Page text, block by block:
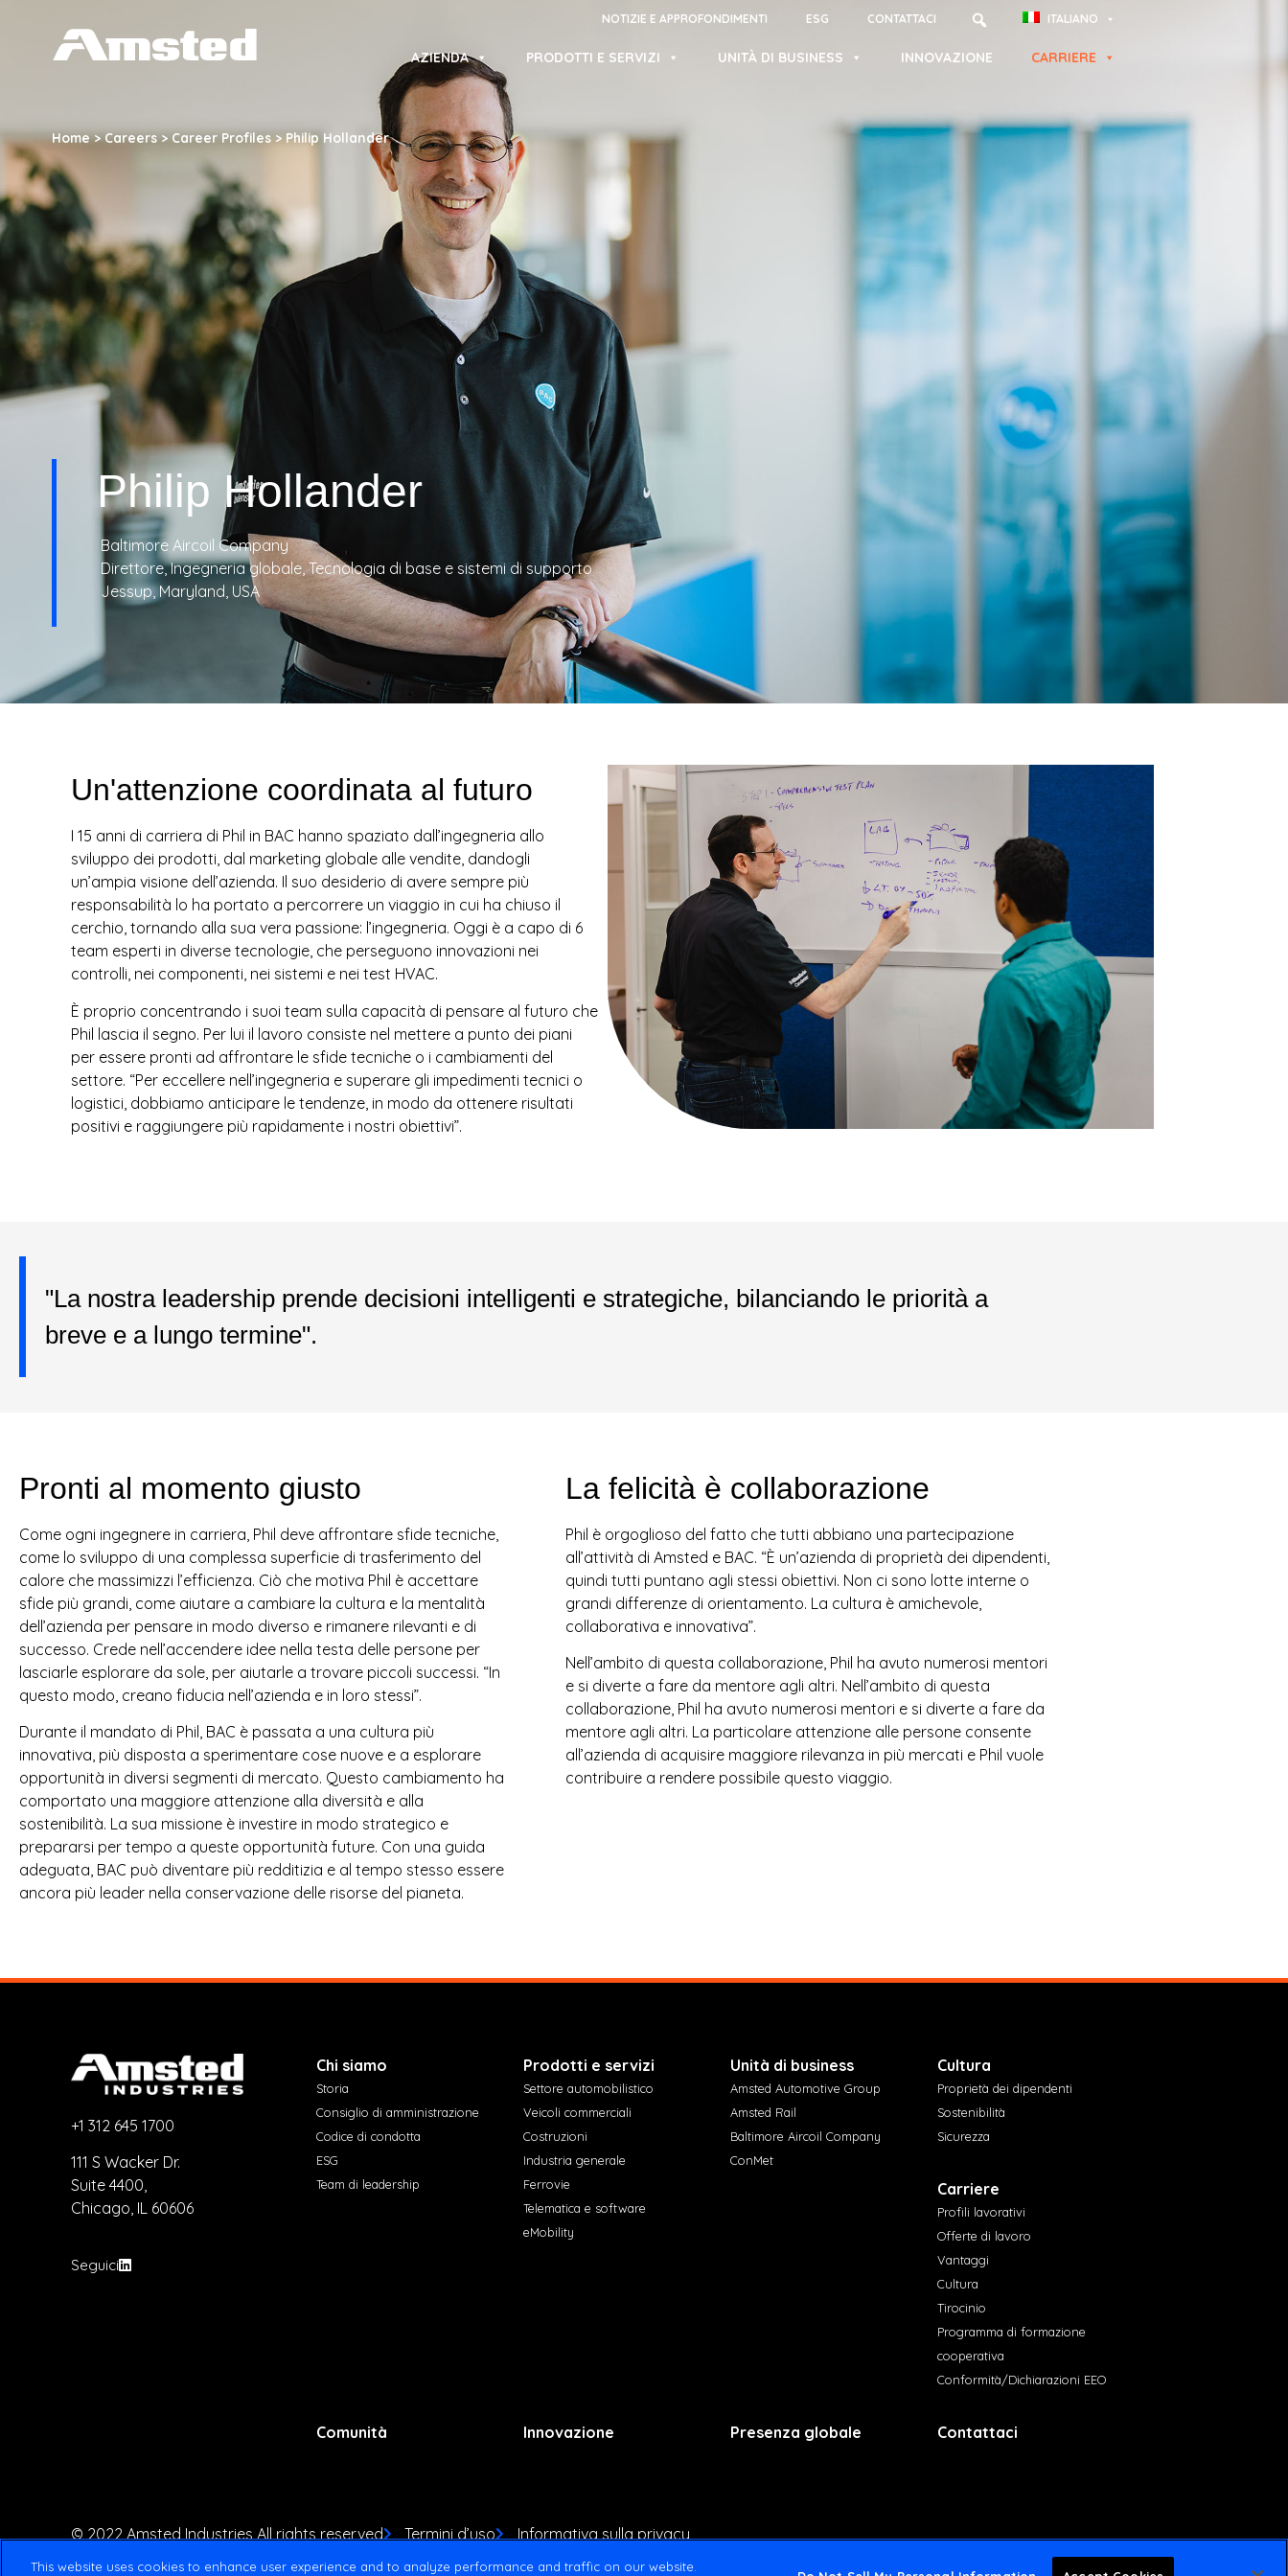
NOTIZIE E APPROFONDIMENTI ESG CONTATTACI ITALIANO
A
D
N
U
AZIENDA PRODOTTI E SERVIZI UNITÀ DI BUSINESS INNOVAZIONE CARRIERE
Home>Careers>Career Profiles> Philip Hollander
Philip Hollander
Baltimore Aircoil Company
Direttore, Ingegneria globale, Tecnologia di base e sistemi di supporto
Jessup, Maryland, USA
Un'attenzione coordinata al futuro
I 15 anni di carriera di Phil in BAC hanno spaziato dall’ingegneria allo
sviluppo dei prodotti, dal marketing globale alle vendite, dandogli
un’ampia visione dell’azienda. Il suo desiderio di avere sempre più
responsabilità lo ha portato a percorrere un viaggio in cui ha chiuso il
cerchio, tornando alla sua vera passione: l’ingegneria. Oggi è a capo di 6
team esperti in diverse tecnologie, che perseguono innovazioni nei
controlli, nei componenti, nei sistemi e nei test HVAC.
È proprio concentrando i suoi team sulla capacità di pensare al futuro che
Phil lascia il segno. Per lui il lavoro consiste nel mettere a punto dei piani
per essere pronti ad affrontare le sfide tecniche o i cambiamenti del
settore. “Per eccellere nell’ingegneria e superare gli impedimenti tecnici o
logistici, dobbiamo anticipare le tendenze, in modo da ottenere risultati
positivi e raggiungere più rapidamente i nostri obiettivi”.
"La nostra leadership prende decisioni intelligenti e strategiche, bilanciando le priorità a
breve e a lungo termine".
Pronti al momento giusto
Come ogni ingegnere in carriera, Phil deve affrontare sfide tecniche,
come lo sviluppo di una complessa superficie di trasferimento del
calore che massimizzi l’efficienza. Ciò che motiva Phil è accettare
sfide più grandi, come aiutare a cambiare la cultura e la mentalità
dell’azienda per pensare in modo diverso e rimanere rilevanti e di
successo. Crede nell’accendere idee nella testa delle persone per
lasciarle esplorare da sole, per aiutarle a trovare piccoli successi. “In
questo modo, creano fiducia nell’azienda e in loro stessi”.
Durante il mandato di Phil, BAC è passata a una cultura più
innovativa, più disposta a sperimentare cose nuove e a esplorare
opportunità in diversi segmenti di mercato. Questo cambiamento ha
comportato una maggiore attenzione alla diversità e alla
sostenibilità. La sua missione è investire in modo strategico e
prepararsi per tempo a queste opportunità future. Con una guida
adeguata, BAC può diventare più redditizia e al tempo stesso essere
ancora più leader nella conservazione delle risorse del pianeta.
La felicità è collaborazione
Phil è orgoglioso del fatto che tutti abbiano una partecipazione
all’attività di Amsted e BAC. “È un’azienda di proprietà dei dipendenti,
quindi tutti puntano agli stessi obiettivi. Non ci sono lotte interne o
grandi differenze di orientamento. La cultura è amichevole,
collaborativa e innovativa”.
Nell’ambito di questa collaborazione, Phil ha avuto numerosi mentori
e si diverte a fare da mentore agli altri. Nell’ambito di questa
collaborazione, Phil ha avuto numerosi mentori e si diverte a fare da
mentore agli altri. La particolare attenzione alle persone consente
all’azienda di acquisire maggiore rilevanza in più mercati e Phil vuole
contribuire a rendere possibile questo viaggio.
+1 312 645 1700
111 S Wacker Dr.
Suite 4400,
Chicago, IL 60606
Seguici
Chi siamo
Storia
Consiglio di amministrazione
Codice di condotta
ESG
Team di leadership
Prodotti e servizi
Settore automobilistico
Veicoli commerciali
Costruzioni
Industria generale
Ferrovie
Telematica e software
eMobility
Unità di business
Amsted Automotive Group
Amsted Rail
Baltimore Aircoil Company
ConMet
Cultura
Proprietà dei dipendenti
Sostenibilità
Sicurezza
Carriere
Profili lavorativi
Offerte di lavoro
Vantaggi
Cultura
Tirocinio
Programma di formazione
cooperativa
Conformità/Dichiarazioni EEO
Comunità Innovazione Presenza globale Contattaci
© 2022 Amsted Industries All rights reserved Termini d’uso Informativa sulla privacy
This website uses cookies to enhance user experience and to analyze performance and traffic on our website.